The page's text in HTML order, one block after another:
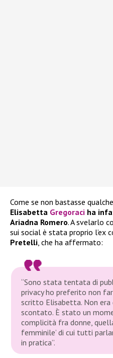
Come se non bastasse
Elisabetta Gregoraci ha
Ariadna Romero. A svelarlo
sui social è stata proprio l’ex
Pretelli , che ha affermato:
“Sono stata tentata di
privacy ho preferito non
scritto Elisabetta. Non
scontato. È stato un
complicità fra donne,
femminile’ di cui tutti
in pratica”.